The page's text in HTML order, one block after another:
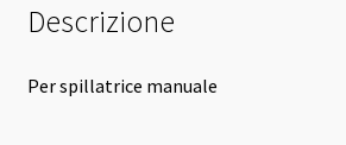
Descrizione
Per spillatrice manuale